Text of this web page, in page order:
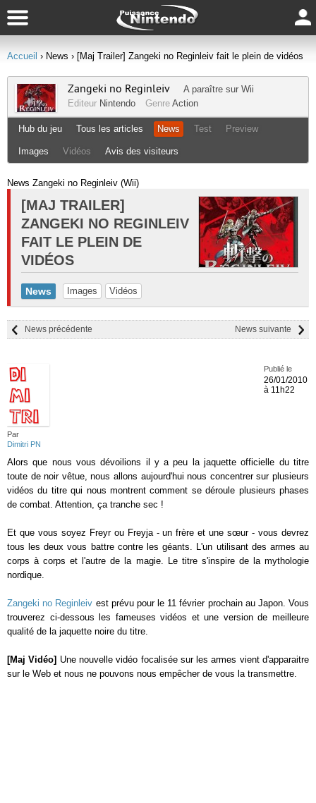
Accueil › News › [Maj Trailer] Zangeki no Reginleiv fait le plein de vidéos
Zangeki no Reginleiv A paraître sur Wii
Editeur Nintendo Genre Action
Hub du jeu Tous les articles News Test Preview
Images Vidéos Avis des visiteurs
News Zangeki no Reginleiv (Wii)
[MAJ TRAILER]
ZANGEKI NO REGINLEIV
FAIT LE PLEIN DE
VIDÉOS
News Images Vidéos
News suivante
News précédente
Par
Dimitri PN
Publié le
26/01/2010
à 11h22
Alors que nous vous dévoilions il y a peu la jaquette officielle du titre
toute de noir vêtue, nous allons aujourd'hui nous concentrer sur plusieurs
vidéos du titre qui nous montrent comment se déroule plusieurs phases
de combat. Attention, ça tranche sec !
Et que vous soyez Freyr ou Freyja - un frère et une sœur - vous devrez
tous les deux vous battre contre les géants. L'un utilisant des armes au
corps à corps et l'autre de la magie. Le titre s'inspire de la mythologie
nordique.
Zangeki no Reginleiv est prévu pour le 11 février prochain au Japon. Vous
trouverez ci-dessous les fameuses vidéos et une version de meilleure
qualité de la jaquette noire du titre.
[Maj Vidéo] Une nouvelle vidéo focalisée sur les armes vient d'apparaitre
sur le Web et nous ne pouvons nous empêcher de vous la transmettre.